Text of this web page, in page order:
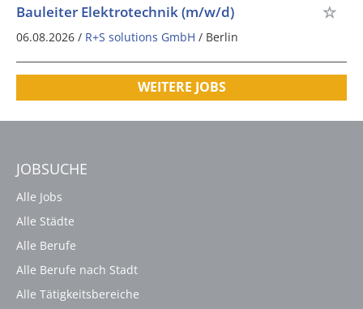
Bauleiter Elektrotechnik (m/w/d)
06.08.2026 / R+S solutions GmbH / Berlin
WEITERE JOBS
JOBSUCHE
Alle Jobs
Alle Städte
Alle Berufe
Alle Berufe nach Stadt
Alle Tätigkeitsbereiche